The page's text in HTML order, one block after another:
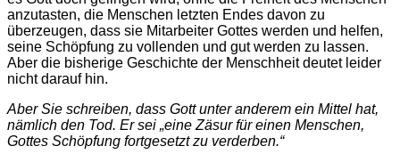
anzutasten, die Menschen letzten Endes davon zu
überzeugen, dass sie Mitarbeiter Gottes werden und helfen,
seine Schöpfung zu vollenden und gut werden zu lassen.
Aber die bisherige Geschichte der Menschheit deutet leider
nicht darauf hin.
Aber Sie schreiben, dass Gott unter anderem ein Mittel hat,
nämlich den Tod. Er sei „eine Zäsur für einen Menschen,
Gottes Schöpfung fortgesetzt zu verderben.“